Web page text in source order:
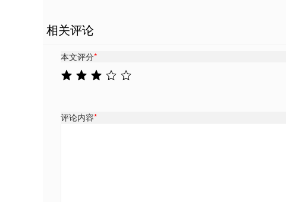
相关评论
本文评分*
评论内容*